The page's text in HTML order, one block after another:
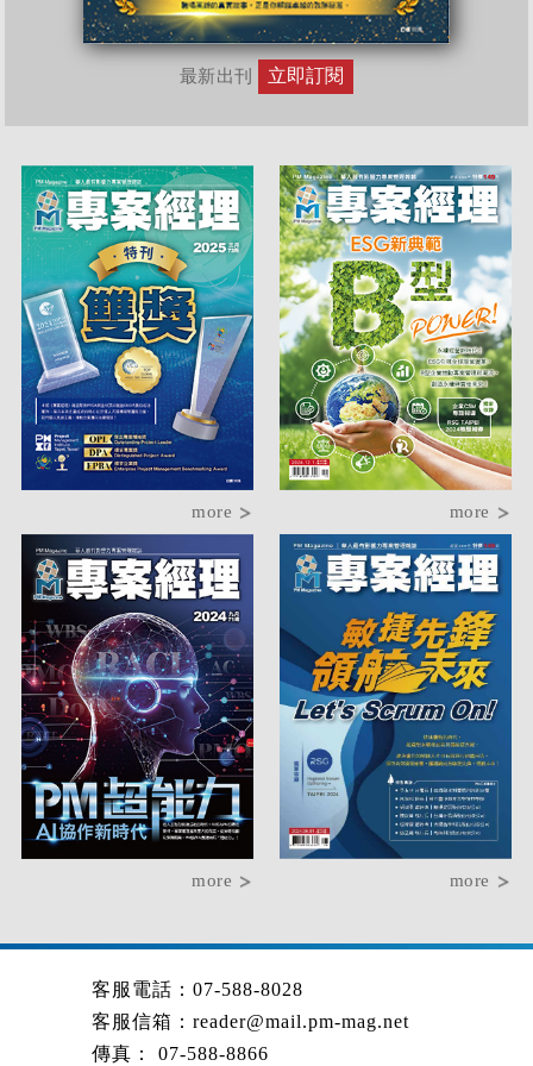
最新出刊 立即訂閱
more more
more more
客服電話：07-588-8028
客服信箱：reader@mail.pm-mag.net
傳真： 07-588-8866